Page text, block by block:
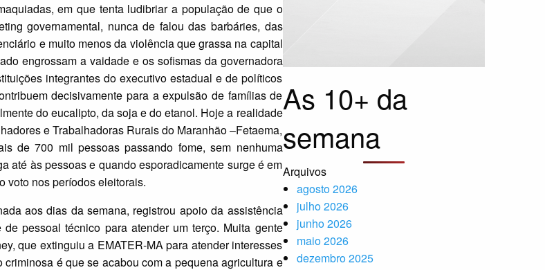
em que tenta ludibriar a população de que o
governamental, nunca de falou das barbáries, das
e muito menos da violência que grassa na capital
engrossam a vaidade e os sofismas da governadora
integrantes do executivo estadual e de políticos
decisivamente para a expulsão de famílias de
do eucalipto, da soja e do etanol. Hoje a realidade
e Trabalhadoras Rurais do Maranhão –Fetaema,
de 700 mil pessoas passando fome, sem nenhuma
até às pessoas e quando esporadicamente surge é em
voto nos períodos eleitorais.
dias da semana, registrou apoio da assistência
pessoal técnico para atender um terço. Muita gente
que extinguiu a EMATER-MA para atender interesses
é que se acabou com a pequena agricultura e
As 10+ da
semana
Arquivos
agosto 2026
julho 2026
junho 2026
maio 2026
dezembro 2025